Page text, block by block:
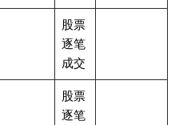
股票
逐笔
成交
股票
逐笔